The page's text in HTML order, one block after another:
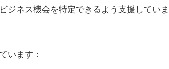
ジネス機会を特定できるよう支援していま
います：